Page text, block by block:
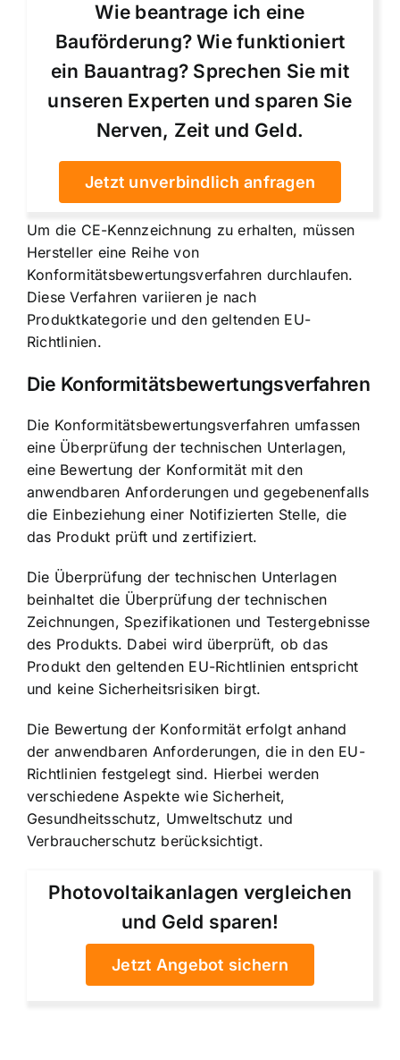
Wie beantrage ich eine
Bauförderung? Wie funktioniert
ein Bauantrag? Sprechen Sie mit
unseren Experten und sparen Sie
Nerven, Zeit und Geld.
Jetzt unverbindlich anfragen
Um die CE-Kennzeichnung zu erhalten, müssen
Hersteller eine Reihe von
Konformitätsbewertungsverfahren durchlaufen.
Diese Verfahren variieren je nach
Produktkategorie und den geltenden EU-
Richtlinien.
Die Konformitätsbewertungsverfahren
Die Konformitätsbewertungsverfahren umfassen
eine Überprüfung der technischen Unterlagen,
eine Bewertung der Konformität mit den
anwendbaren Anforderungen und gegebenenfalls
die Einbeziehung einer Notifizierten Stelle, die
das Produkt prüft und zertifiziert.
Die Überprüfung der technischen Unterlagen
beinhaltet die Überprüfung der technischen
Zeichnungen, Spezifikationen und Testergebnisse
des Produkts. Dabei wird überprüft, ob das
Produkt den geltenden EU-Richtlinien entspricht
und keine Sicherheitsrisiken birgt.
Die Bewertung der Konformität erfolgt anhand
der anwendbaren Anforderungen, die in den EU-
Richtlinien festgelegt sind. Hierbei werden
verschiedene Aspekte wie Sicherheit,
Gesundheitsschutz, Umweltschutz und
Verbraucherschutz berücksichtigt.
Photovoltaikanlagen vergleichen
und Geld sparen!
Jetzt Angebot sichern